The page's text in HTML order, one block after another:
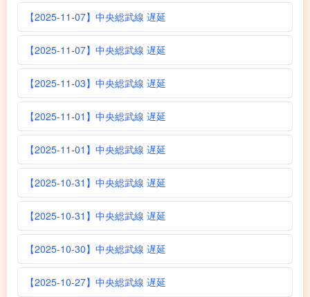
【2025-11-07】中央総武線 遅延
【2025-11-07】中央総武線 遅延
【2025-11-03】中央総武線 遅延
【2025-11-01】中央総武線 遅延
【2025-11-01】中央総武線 遅延
【2025-10-31】中央総武線 遅延
【2025-10-31】中央総武線 遅延
【2025-10-30】中央総武線 遅延
【2025-10-27】中央総武線 遅延